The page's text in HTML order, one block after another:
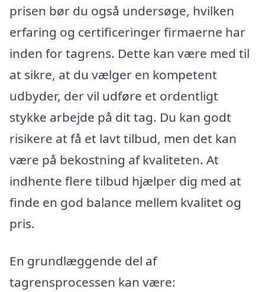
prisen bør du også undersøge, hvilken
erfaring og certificeringer firmaerne har
inden for tagrens. Dette kan være med til
at sikre, at du vælger en kompetent
udbyder, der vil udføre et ordentligt
stykke arbejde på dit tag. Du kan godt
risikere at få et lavt tilbud, men det kan
være på bekostning af kvaliteten. At
indhente flere tilbud hjælper dig med at
finde en god balance mellem kvalitet og
pris.
En grundlæggende del af
tagrensprocessen kan være: